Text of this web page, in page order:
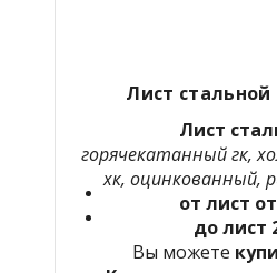
Лист
Лист
горячекатанный гк,
хк, оцинкованный,
от лист
до лист
Вы можете